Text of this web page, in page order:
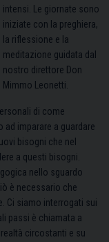
intensi. Le giornate sono
iniziate con la preghiera,
la riflessione e la
meditazione guidata dal
nostro direttore Don
Mimmo Leonetti.
di come
ad imparare a guardare
bisogni che nel
a questi bisogni.
nello sguardo
è necessario che
Ci siamo interrogati sui
passi è chiamata a
circostanti e su